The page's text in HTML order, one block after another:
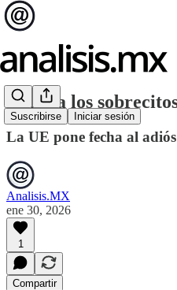
Suscribirse Iniciar sesión
Adiós a los
La UE pone fecha al
Analisis.MX
ene 30, 2026
1
Compartir